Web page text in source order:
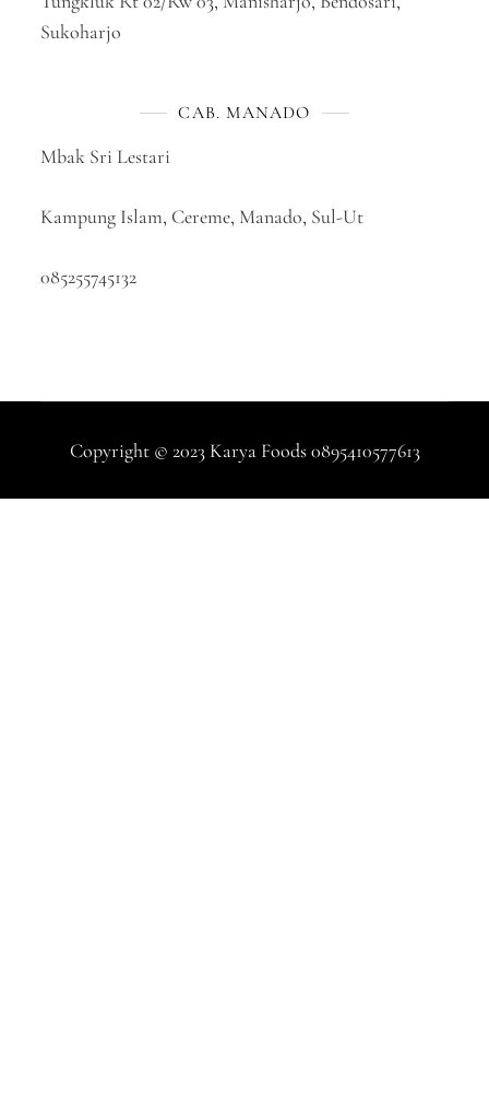
Sukoharjo
CAB. MANADO
Mbak Sri Lestari
Kampung Islam, Cereme, Manado, Sul-Ut
085255745132
Copyright © 2023 Karya Foods 0895410577613